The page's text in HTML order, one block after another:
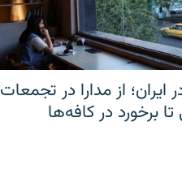
از مدارا در تجمعات
برخورد در کافه‌ها